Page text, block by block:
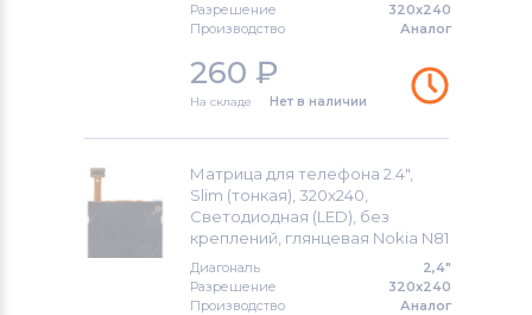
Модули и экраны для смартфонов
Модули и экраны для смартфонов
Модули и экраны для смартфонов
Philips
Модули и экраны для смартфонов
Разрешение
320x240
Производство
Аналог
260 ₽
На складе Нет в наличии
Матрица для телефона 2.4",
Slim (тонкая), 320x240,
Светодиодная (LED), без
креплений, глянцевая Nokia N81
Диагональ
2,4"
Разрешение
320x240
Производство
Аналог